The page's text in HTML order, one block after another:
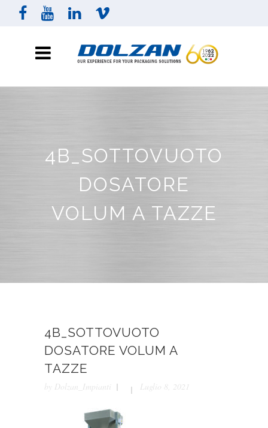
4B_SOTTOVUOTO
DOSATORE
VOLUM A TAZZE
4B_SOTTOVUOTO
DOSATORE VOLUM A
TAZZE
by Dolzan_Impianti Luglio 8, 2021